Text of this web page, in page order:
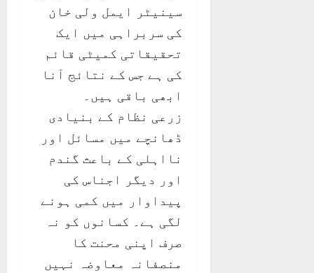
سینیٹر ایمل ولی خان
کی سربراہی میں ایک
تحقیقاتی کمیٹی قائم
کی ہے جس کے نتائج آنا
ابھی باقی ہیں۔
زرعی نظام کے بنیادی
ڈھانچے میں مسائل اور
نااہلی کے باعث گندم
اور دیگر اجناس کی
پیداوار میں کمی ہونے
لگی ہے۔ کسانوں کو نہ
صرف اپنی محنت کا
منصفانہ معاوضہ نہیں